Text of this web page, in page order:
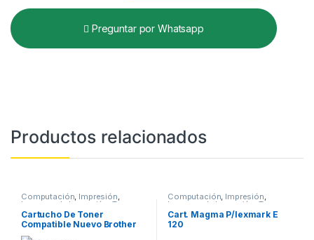
Preguntar por Whatsapp
Productos relacionados
Computación, Impresión,
Insumos de Impresión Toner
Cartucho De Toner
Compatible Nuevo Brother
Tn-450 / Tn-410
Computación, Impresión,
Insumos de Impresión Toner
Cart. Magma P/lexmark E
120